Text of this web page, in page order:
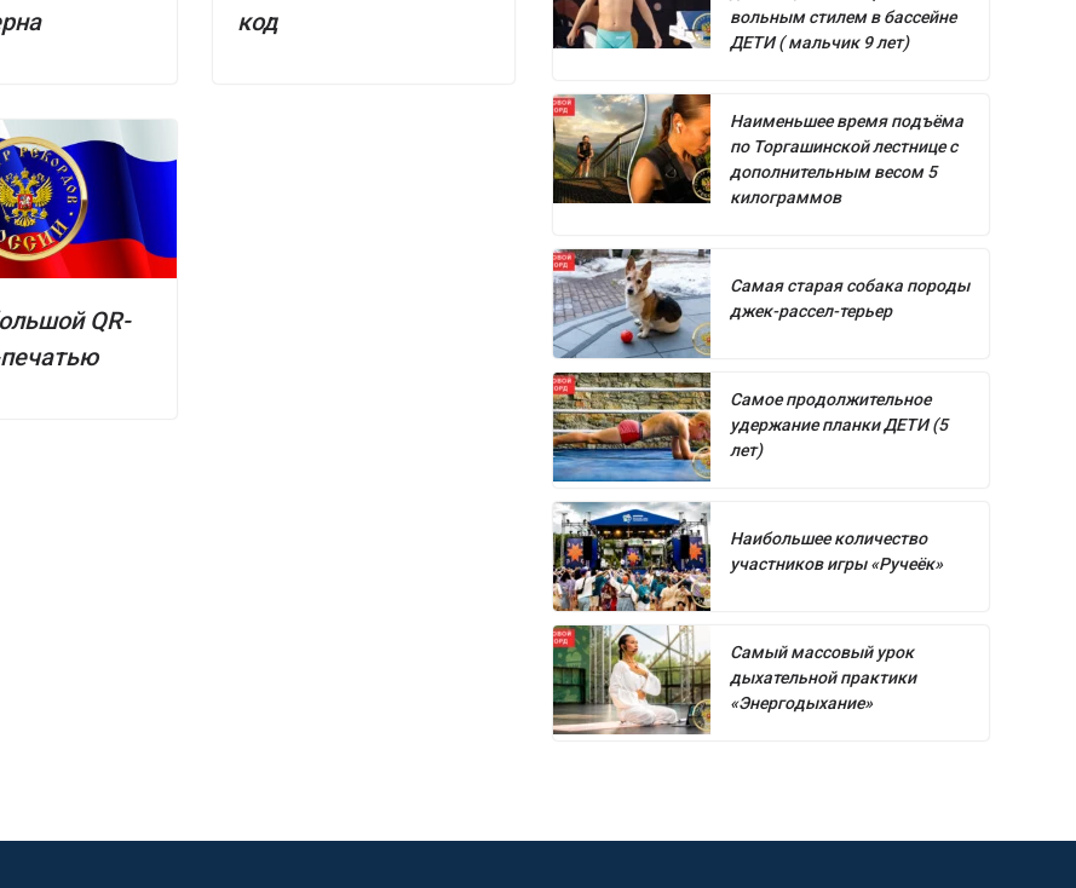
код
QR-
вольным стилем в бассейне
ДЕТИ ( мальчик 9 лет)
Наименьшее время подъёма
по Торгашинской лестнице с
дополнительным весом 5
килограммов
Самая старая собака породы
джек-рассел-терьер
Самое продолжительное
удержание планки ДЕТИ (5
лет)
Наибольшее количество
участников игры «Ручеёк»
Самый массовый урок
дыхательной практики
«Энергодыхание»